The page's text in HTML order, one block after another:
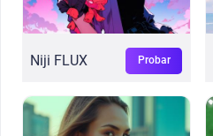
Niji FLUX Probar